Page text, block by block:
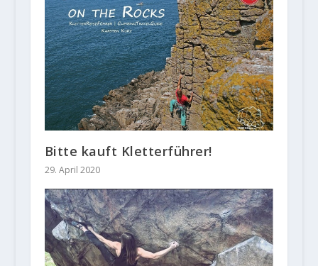
Bitte kauft Kletterführer!
29. April 2020